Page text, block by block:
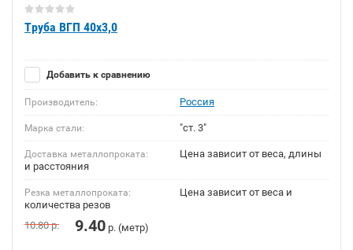
Труба ВГП 40х3,0
Добавить к сравнению
Производитель: Россия
Марка стали: "ст. 3"
Доставка металлопроката:
Цена зависит от веса, длины
и расстояния
Резка металлопроката:
Цена зависит от веса и
количества резов
10.80р. 9.40 р. (метр)